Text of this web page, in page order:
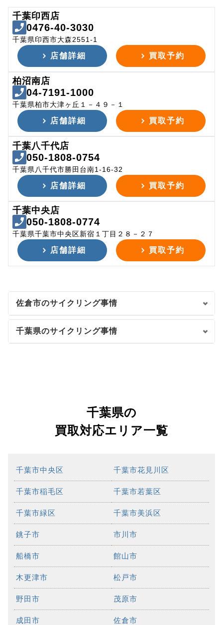
千葉印西店
0476-40-3030
千葉県印西市大森2551-1
店舗詳細 買取予約
柏沼南店
04-7191-1000
千葉県柏市大津ヶ丘１－４９－１
店舗詳細 買取予約
千葉八千代店
050-1808-0754
千葉県八千代市勝田台南1-16-32
店舗詳細 買取予約
千葉中央店
050-1808-0774
千葉県千葉市中央区新宿１丁目２８－２７
店舗詳細 買取予約
佐倉市のサイクリング事情
千葉県のサイクリング事情
千葉県の
買取対応エリア一覧
千葉市中央区 千葉市花見川区
千葉市稲毛区 千葉市若葉区
千葉市緑区 千葉市美浜区
銚子市 市川市
船橋市 館山市
木更津市 松戸市
野田市 茂原市
成田市 佐倉市